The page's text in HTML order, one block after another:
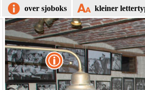
over sjoboks kleiner